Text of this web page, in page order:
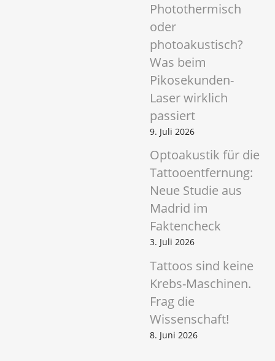
Photothermisch
oder
photoakustisch?
Was beim
Pikosekunden-
Laser wirklich
passiert
9. Juli 2026
Optoakustik für die
Tattooentfernung:
Neue Studie aus
Madrid im
Faktencheck
3. Juli 2026
Tattoos sind keine
Krebs-Maschinen.
Frag die
Wissenschaft!
8. Juni 2026